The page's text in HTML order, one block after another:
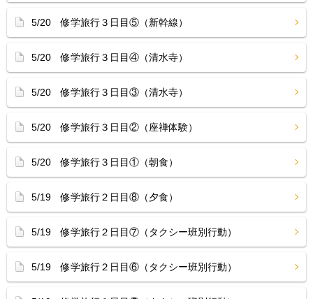
5/20 修学旅行３日目⑤（新幹線）
5/20 修学旅行３日目④（清水寺）
5/20 修学旅行３日目③（清水寺）
5/20 修学旅行３日目②（座禅体験）
5/20 修学旅行３日目①（朝食）
5/19 修学旅行２日目⑧（夕食）
5/19 修学旅行２日目⑦（タクシー班別行動）
5/19 修学旅行２日目⑥（タクシー班別行動）